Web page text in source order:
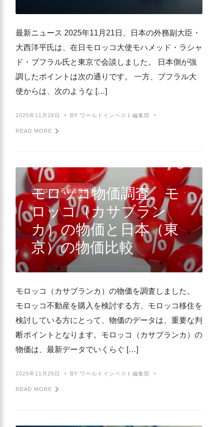
最新ニュース 2025年11月21日、日本の外務副大臣・
大西洋平氏は、在日モロッコ大使モハメッド・ラシャ
ド・ブフラル氏と東京で会談しました。 日本側が強
調したポイントは次の通りです。 一方、ブフラル大
使からは、次のような […]
2025年11月26日 BY ワールドインベスト編集部
READ MORE
モロッコ不動産投資
モロッコ物価調査。モ
ロッコ（カサブラン
カ）の物価と日本（東
京）の物価比較
モロッコ（カサブランカ）の物価を調査しました。
モロッコ不動産を購入を検討する方、モロッコ移住を
検討している方にとって、物価のデータは、重要な判
断ポイントとなります。モロッコ（カサブランカ）の
物価は、最新データでいくらぐ […]
2025年11月25日 BY ワールドインベスト編集部
READ MORE